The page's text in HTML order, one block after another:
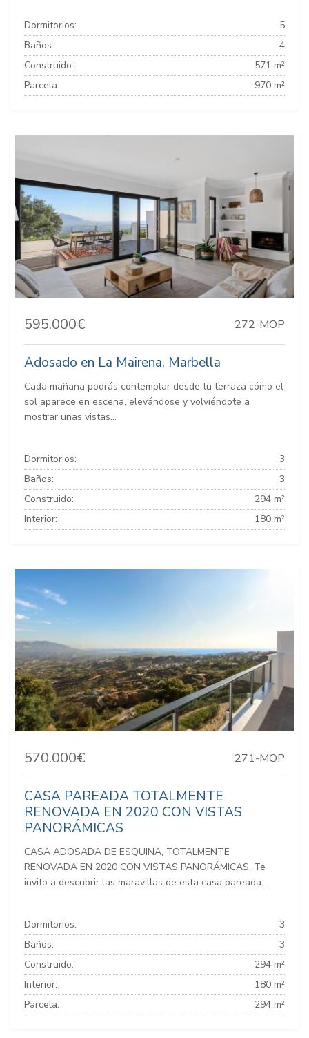
Dormitorios:
5
Baños:
4
Construido:
571 m²
Parcela:
970 m²
595.000€ 272-MOP
Adosado en La Mairena, Marbella
Cada mañana podrás contemplar desde tu terraza cómo el
sol aparece en escena, elevándose y volviéndote a
mostrar unas vistas...
Dormitorios:
3
Baños:
3
Construido:
294 m²
Interior:
180 m²
570.000€ 271-MOP
CASA PAREADA TOTALMENTE
RENOVADA EN 2020 CON VISTAS
PANORÁMICAS
CASA ADOSADA DE ESQUINA, TOTALMENTE
RENOVADA EN 2020 CON VISTAS PANORÁMICAS. Te
invito a descubrir las maravillas de esta casa pareada...
Dormitorios:
3
Baños:
3
Construido:
294 m²
Interior:
180 m²
Parcela:
294 m²